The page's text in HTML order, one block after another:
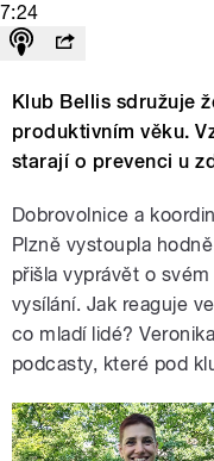
7:24
Klub Bellis sdružuje
produktivním věku.
starají o prevenci u
Dobrovolnice a
Plzně vystoupla
přišla vyprávět o
vysílání. Jak reaguje
co mladí lidé?
podcasty, které pod